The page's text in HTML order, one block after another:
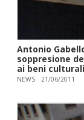
Antonio
soppresione
ai beni culturali
NEWS 21/06/2011